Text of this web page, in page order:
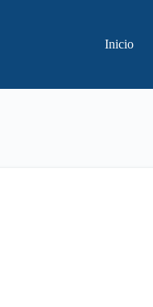
Inicio